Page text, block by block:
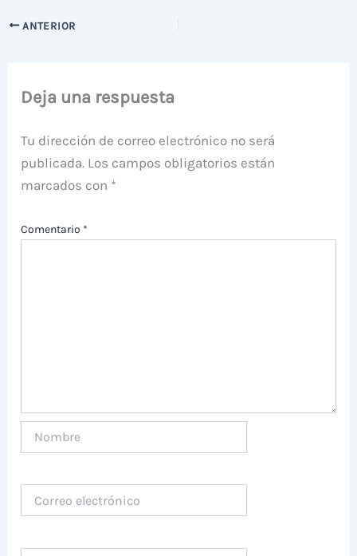
ANTERIOR
Deja una respuesta
Tu dirección de correo electrónico no será
publicada. Los campos obligatorios están
marcados con *
Comentario *
electrónico